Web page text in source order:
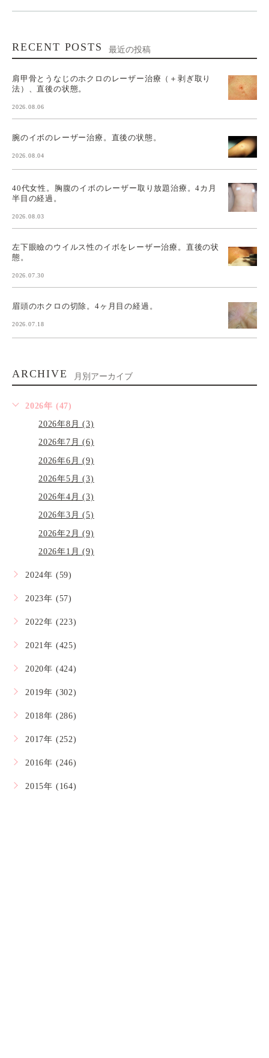
RECENT POSTS 最近の投稿
肩甲骨とうなじのホクロのレーザー治療（＋剥ぎ取り
法）、直後の状態。
2026.08.06
腕のイボのレーザー治療。直後の状態。
2026.08.04
40代女性。胸腹のイボのレーザー取り放題治療。4カ月
半目の経過。
2026.08.03
左下眼瞼のウイルス性のイボをレーザー治療。直後の状
態。
2026.07.30
眉頭のホクロの切除。4ヶ月目の経過。
2026.07.18
ARCHIVE 月別アーカイブ
2026年 (47)
2026年8月 (3)
2026年7月 (6)
2026年6月 (9)
2026年5月 (3)
2026年4月 (3)
2026年3月 (5)
2026年2月 (9)
2026年1月 (9)
2024年 (59)
2023年 (57)
2022年 (223)
2021年 (425)
2020年 (424)
2019年 (302)
2018年 (286)
2017年 (252)
2016年 (246)
2015年 (164)